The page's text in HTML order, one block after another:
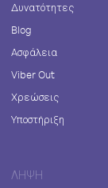
Δυνατότητες
Blog
Ασφάλεια
Viber Out
Χρεώσεις
Υποστήριξη
ΛΉΨΗ